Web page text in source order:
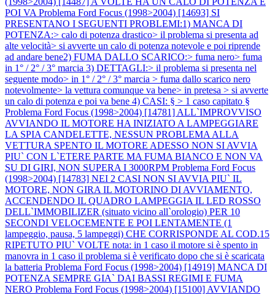
POI VA Problema Ford Focus (1998>2004) [14693] SI
PRESENTANO I SEGUENTI PROBLEMI:1) MANCA DI
POTENZA:> calo di potenza drastico> il problema si presenta ad
alte velocità> si avverte un calo di potenza notevole e poi riprende
ad andare bene2) FUMA DALLO SCARICO:> fuma nero> fuma
in 1° / 2° / 3° marcia 3) DETTAGLI:> il problema si presenta nel
seguente modo> in 1° / 2° / 3° marcia > fuma dallo scarico nero
notevolmente> la vettura comunque va bene> in pretesa > si avverte
un calo di potenza e poi va bene 4) CASI: § > 1 caso capitato §
Problema Ford Focus (1998>2004) [14781] ALL`IMPROVVISO
AVVIANDO IL MOTORE HA INIZIATO A LAMPEGGIARE
LA SPIA CANDELETTE, NESSUN PROBLEMA ALLA
VETTURA SPENTO IL MOTORE ADESSO NON SI AVVIA
PIU` CON L`ETERE PARTE MA FUMA BIANCO E NON VA
SU DI GIRI, NON SUPERA I 3000RPM Problema Ford Focus
(1998>2004) [14783] NEI 2 CASI NON SI AVVIA PIU` IL
MOTORE, NON GIRA IL MOTORINO DI AVVIAMENTO,
ACCENDENDO IL QUADRO LAMPEGGIA IL LED ROSSO
DELL`IMMOBILIZER (situato vicino all`orologio) PER 10
SECONDI VELOCEMENTE E POI LENTAMENTE (1
lampeggio, pausa, 5 lampeggi) CHE CORRISPONDE AL COD.15
RIPETUTO PIU` VOLTE nota: in 1 caso il motore si è spento in
manovra in 1 caso il problema si è verificato dopo che si è scaricata
la batteria Problema Ford Focus (1998>2004) [14919] MANCA DI
POTENZA SEMPRE GIA` DAI BASSI REGIMI E FUMA
NERO Problema Ford Focus (1998>2004) [15100] AVVIANDO